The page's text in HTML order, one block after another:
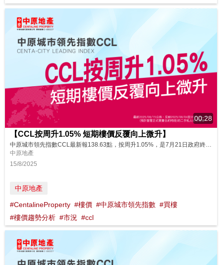
00:28
【CCL按周升1.05% 短期樓價反覆向上微升】
中原地產
15/8/2025
中原地產
#CentalineProperty #樓價 #中原城市領先指數 #買樓
#樓價趨勢分析 #市況 #ccl